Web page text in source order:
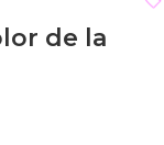
de la